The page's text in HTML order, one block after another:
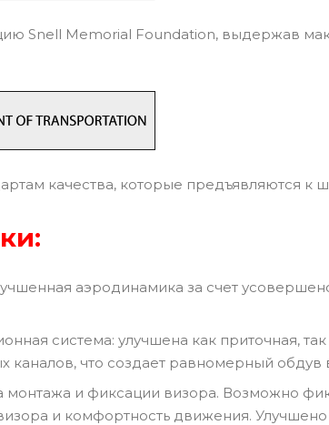
Snell Memorial Foundation, выдержав
качества, которые
аэродинамика за счет
система: улучшена как приточная,
каналов, что создает равномерный обдув
монтажа и фиксации визора. Возможно
и комфортность движения.